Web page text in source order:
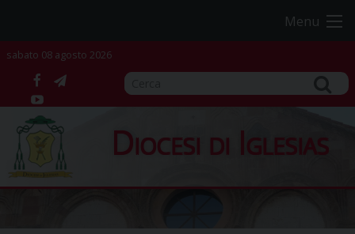
content
Menu
sabato 08 agosto 2026
facebook
telegram
YouTube
Diocesi di Iglesias